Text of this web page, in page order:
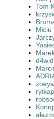
Tom
Miciu
d4wid
zoeya